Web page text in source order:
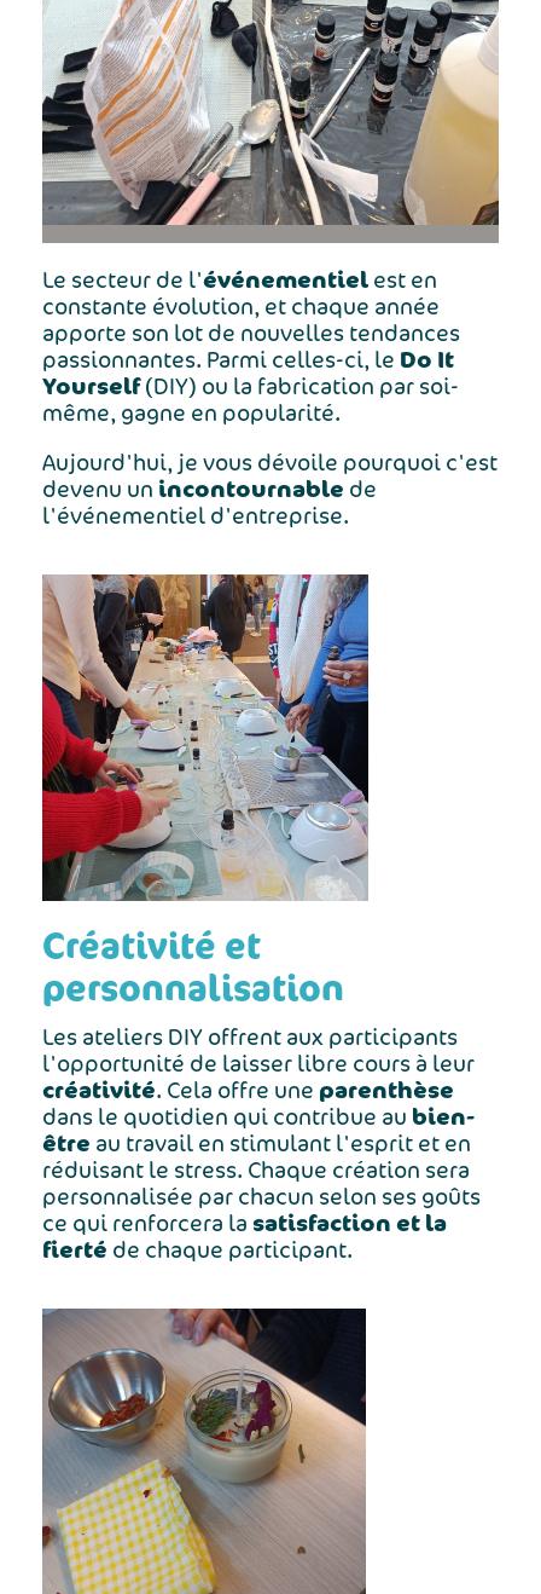
Le secteur de l'événementiel est en
constante évolution, et chaque année
apporte son lot de nouvelles tendances
passionnantes. Parmi celles-ci, le Do It
Yourself(DIY) ou la fabrication par soi-
même, gagne en popularité.
Aujourd'hui, je vous dévoile pourquoi c'est
devenu un incontournable de
l'événementiel d'entreprise.
Créativité et
personnalisation
Les ateliers DIY offrent aux participants
l'opportunité de laisser libre cours à leur
créativité. Cela offre une parenthèse
dans le quotidien qui contribue au bien-
être au travail en stimulant l'esprit et en
réduisant le stress. Chaque création sera
personnalisée par chacun selon ses goûts
ce qui renforcera la satisfaction et la
fierté de chaque participant.